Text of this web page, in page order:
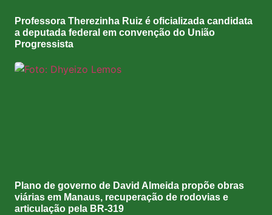
Professora Therezinha Ruiz é oficializada candidata
a deputada federal em convenção do União
Progressista
Plano de governo de David Almeida propõe obras
viárias em Manaus, recuperação de rodovias e
articulação pela BR-319